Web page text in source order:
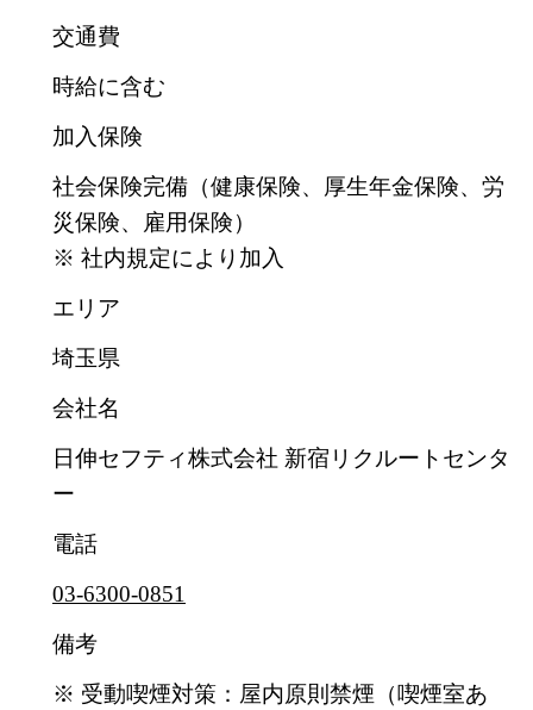
交通費
時給に含む
加入保険
社会保険完備（健康保険、厚生年金保険、労
災保険、雇用保険）
※ 社内規定により加入
エリア
埼玉県
会社名
日伸セフティ株式会社 新宿リクルートセンタ
ー
電話
03-6300-0851
備考
※ 受動喫煙対策：屋内原則禁煙（喫煙室あ